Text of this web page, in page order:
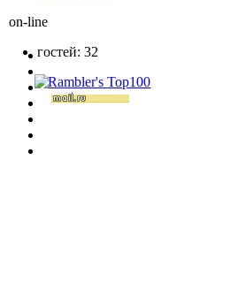
on-line
гостей: 32